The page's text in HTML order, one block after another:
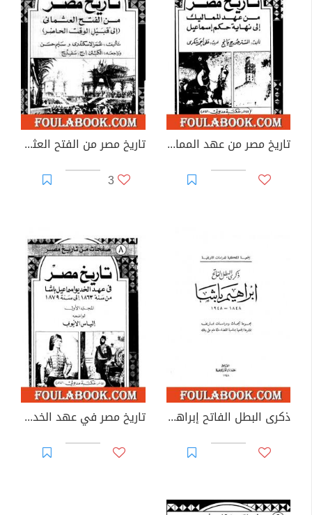
تاريخ مصر من عهد المماليك إلى نهاية حكم إسماعيل
تاريخ مصر من الفتح العثماني إلى قبيل الوقت الحاضر
3
ذكرى البطل الفاتح إبراهيم باشا 1848 - 1948 تاريخ مصر في عهد الخديوي إسماعيل باشا - المجلد الأول